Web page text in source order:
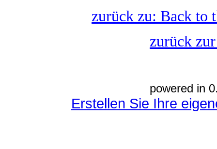
zurück zu: Back to
zurück
powered in
Erstellen Sie Ihre